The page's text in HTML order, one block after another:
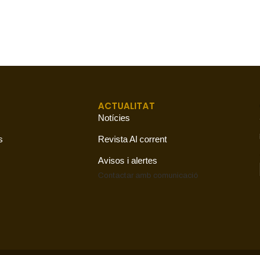
ACTUALITAT
Notícies
Revista Al corrent
Avisos i alertes
Contactar amb comunicació